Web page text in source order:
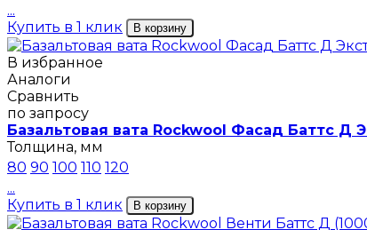
...
Купить в 1 клик
В корзину
В избранное
Аналоги
Сравнить
по запросу
Базальтовая вата Rockwool Фасад Баттс Д
Толщина, мм
80 90 100 110 120
...
Купить в 1 клик
В корзину